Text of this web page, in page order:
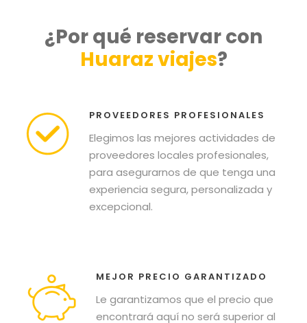
¿Por qué reservar con
Huaraz viajes?
PROVEEDORES PROFESIONALES
Elegimos las mejores actividades de
proveedores locales profesionales,
para asegurarnos de que tenga una
experiencia segura, personalizada y
excepcional.
MEJOR PRECIO GARANTIZADO
Le garantizamos que el precio que
encontrará aquí no será superior al